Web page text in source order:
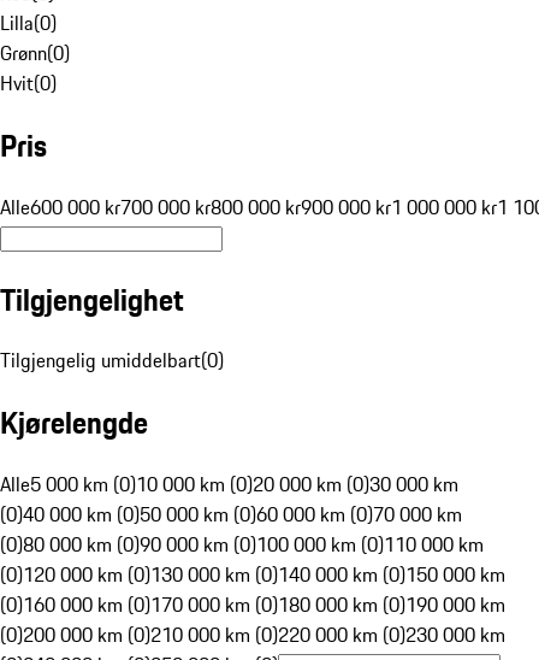
Lilla(0)
Grønn(0)
Hvit(0)
Pris
Alle600 000 kr700 000 kr800 000 kr900 000 kr1 000 000 kr1
Tilgjengelighet
Tilgjengelig umiddelbart(0)
Kjørelengde
Alle5 000 km (0)10 000 km (0)20 000 km (0)30 000 km
(0)40 000 km (0)50 000 km (0)60 000 km (0)70 000 km
(0)80 000 km (0)90 000 km (0)100 000 km (0)110 000 km
(0)120 000 km (0)130 000 km (0)140 000 km (0)150 000 km
(0)160 000 km (0)170 000 km (0)180 000 km (0)190 000 km
(0)200 000 km (0)210 000 km (0)220 000 km (0)230 000 km